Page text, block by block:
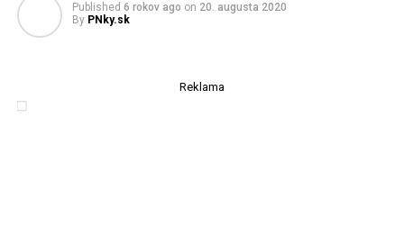
Published 6 rokov ago on 20. augusta 2020
By PNky.sk
Reklama